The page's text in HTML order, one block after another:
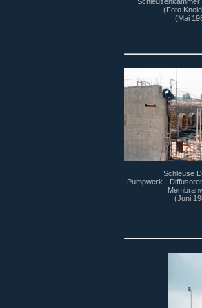
(Foto
(Mai
Schleuse
Pumpwerk -
(Juni